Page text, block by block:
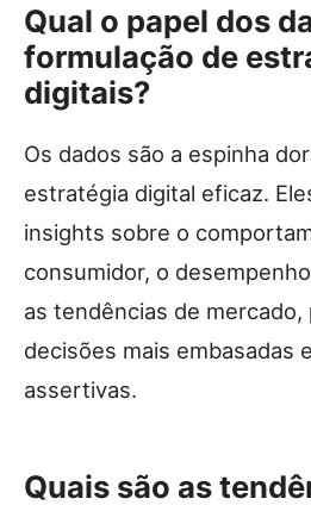
Qual o papel dos
formulação de
digitais?
Os dados são a espinha
estratégia digital eficaz.
insights sobre o
consumidor, o
as tendências de mercado,
decisões mais embasadas
assertivas.
Quais são as